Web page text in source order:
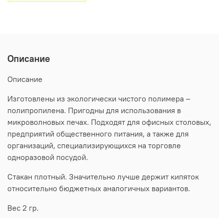
Описание
Описание
Изготовлены из экологически чистого полимера –
полипропилена. Пригодны для использования в
микроволновых печах. Подходят для офисных столовых,
предприятий общественного питания, а также для
организаций, специализирующихся на торговле
одноразовой посудой.
Стакан плотный. Значительно лучше держит кипяток
относительно бюджетных аналогичных вариантов.
Вес 2 гр.